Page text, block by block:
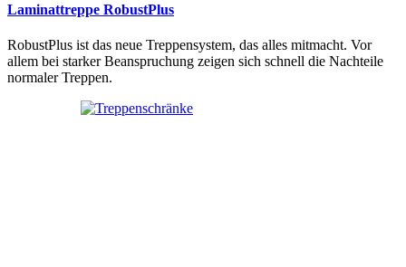
Laminattreppe RobustPlus
RobustPlus ist das neue Treppensystem, das alles mitmacht. Vor
allem bei starker Beanspruchung zeigen sich schnell die Nachteile
normaler Treppen.